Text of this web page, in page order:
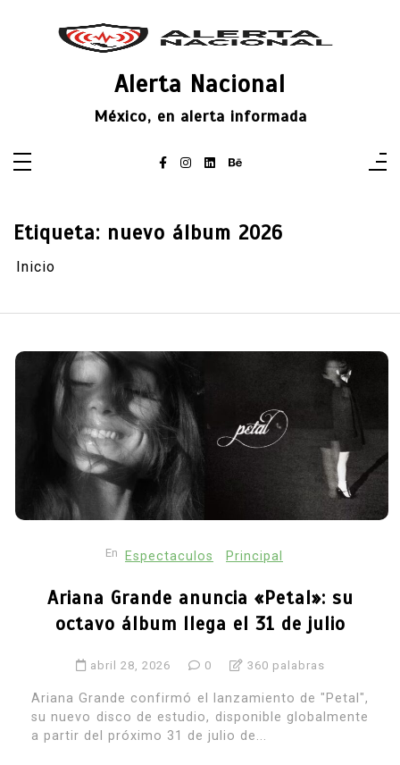
Alerta Nacional
México, en alerta informada
Etiqueta: nuevo álbum 2026
Inicio
En Espectaculos Principal
Ariana Grande anuncia «Petal»: su
octavo álbum llega el 31 de julio
abril 28, 2026 0 360 palabras
Ariana Grande confirmó el lanzamiento de "Petal",
su nuevo disco de estudio, disponible globalmente
a partir del próximo 31 de julio de...